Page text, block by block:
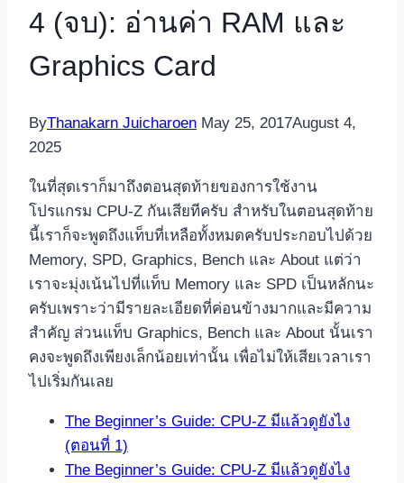
4 (จบ): อ่านค่า RAM และ
Graphics Card
ByThanakarn Juicharoen May 25, 2017August 4,
2025
ในที่สุดเราก็มาถึงตอนสุดท้ายของการใช้งาน
โปรแกรม CPU-Z กันเสียทีครับ สำหรับในตอนสุดท้าย
นี้เราก็จะพูดถึงแท็บที่เหลือทั้งหมดครับประกอบไปด้วย
Memory, SPD, Graphics, Bench และ About แต่ว่า
เราจะมุ่งเน้นไปที่แท็บ Memory และ SPD เป็นหลักนะ
ครับเพราะว่ามีรายละเอียดที่ค่อนข้างมากและมีความ
สำคัญ ส่วนแท็บ Graphics, Bench และ About นั้นเรา
คงจะพูดถึงเพียงเล็กน้อยเท่านั้น เพื่อไม่ให้เสียเวลาเรา
ไปเริ่มกันเลย
The Beginner’s Guide: CPU-Z มีแล้วดูยังไง
(ตอนที่ 1)
The Beginner’s Guide: CPU-Z มีแล้วดูยังไง